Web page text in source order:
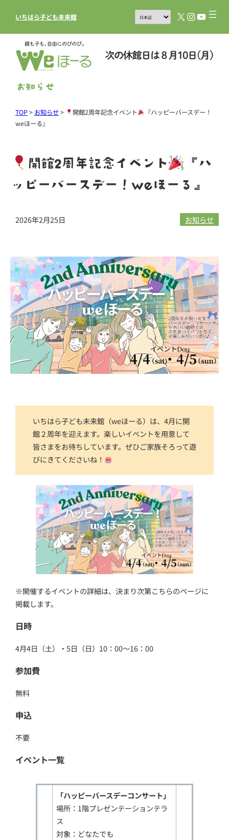
いちはら子ども未来館 X Instagram
YouTube
お知らせ
TOP> お知らせ> 開館2周年記念イベント
『ハッピーバースデー！
weほーる』
開館2周年記念イベント
『ハ
ッピーバースデー！weほーる』
2026年2月25日 お知らせ
いちはら子ども未来館（weほーる）は、4月に開
館２周年を迎えます。楽しいイベントを用意して
皆さまをお待ちしています。ぜひご家族そろって遊
びにきてくださいね！
※開催するイベントの詳細は、決まり次第こちらのページに
掲載します。
日時
4月4日（土）・5日（日）10：00～16：00
参加費
無料
申込
不要
イベント一覧
「ハッピーバースデーコンサート」
場所：1階プレゼンテーションテラ
ス
対象：どなたでも